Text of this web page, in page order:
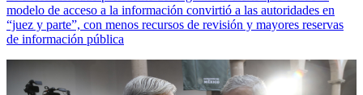
modelo de acceso a la información convirtió a las autoridades en
“juez y parte”, con menos recursos de revisión y mayores reservas
de información pública